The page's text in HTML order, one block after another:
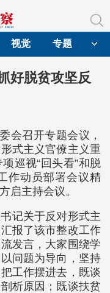
视觉 专题
好脱贫攻坚反
会召开专题会议，
式主义官僚主义重
巡视“回头看”和脱
作动员部署会议精
启主持会议。
记关于反对形式主
报了该市整改工作
发言，大家围绕学
问题为导向，坚持
工作摆进去，既谈
析原因；既谈扶贫